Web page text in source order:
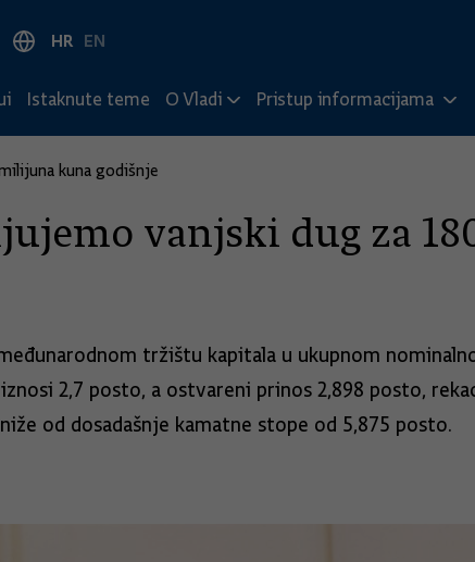
HR EN
Istaknute teme O Vladi Pristup informacijama
kuna godišnje
vanjski dug za
tržištu kapitala u ukupnom
2,7 posto, a ostvareni prinos 2,898 posto,
od dosadašnje kamatne stope od 5,875 posto.